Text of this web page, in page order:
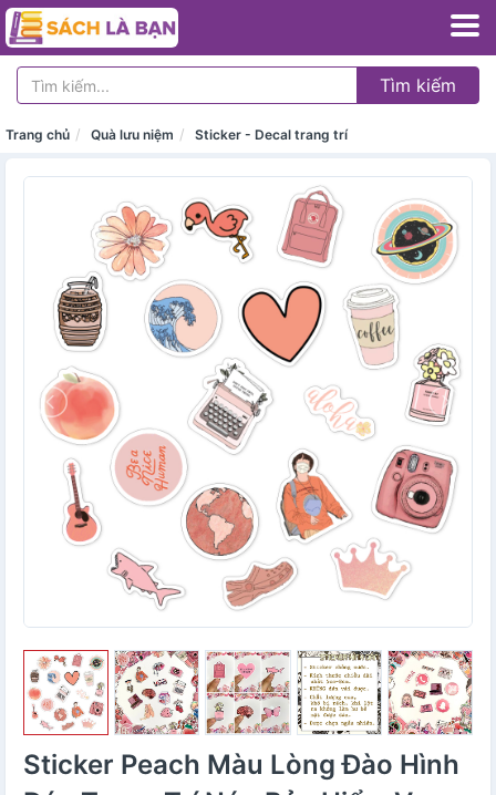
Tìm kiếm
Trang chủ Quà lưu niệm Sticker - Decal trang trí
Sticker Peach Màu Lòng Đào Hình